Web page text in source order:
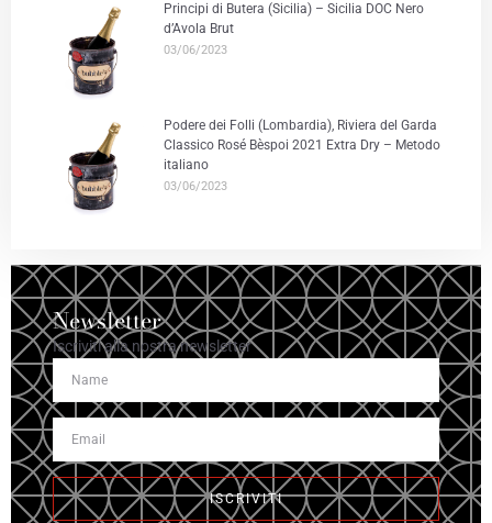
Principi di Butera (Sicilia) – Sicilia DOC Nero
d’Avola Brut
03/06/2023
Podere dei Folli (Lombardia), Riviera del Garda
Classico Rosé Bèspoi 2021 Extra Dry – Metodo
italiano
03/06/2023
Newsletter
Iscriviti alla nostra newsletter
ISCRIVITI